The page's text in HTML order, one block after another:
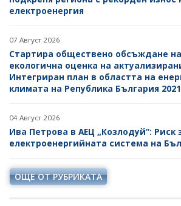
електроенергия
07 Август 2026
Стартира обществено обсъждане
екологична оценка на
Интегриран план в областта на
климата на Република България
04 Август 2026
Ива Петрова в АЕЦ „Козлодуй“: Риск
електроенергийната система на
ОЩЕ ОТ РУБРИКАТА